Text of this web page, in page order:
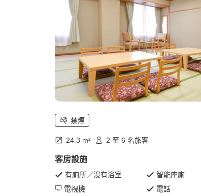
禁煙
24.3 m² 2 至 6 名旅客
客房設施
有廁所／沒有浴室
智能座廁
電視機
電話